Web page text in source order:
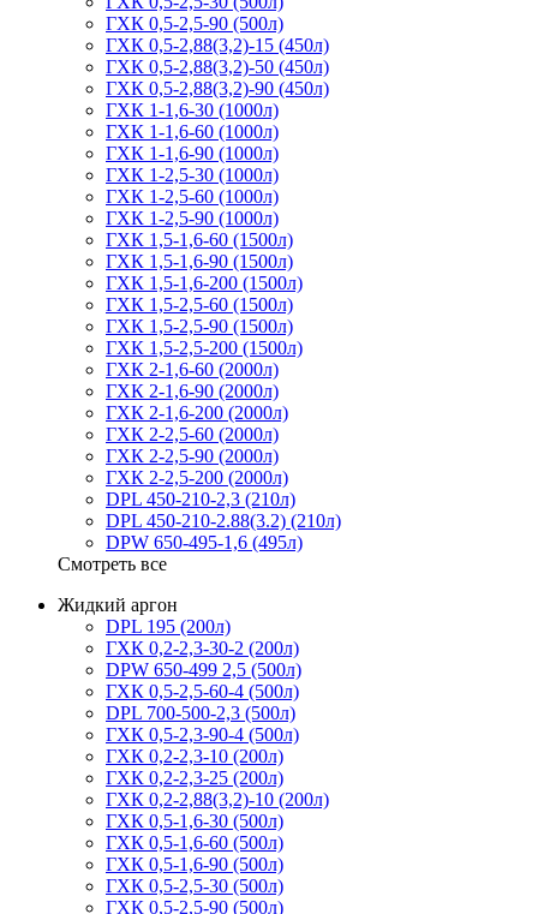
ГХК 0,5-2,5-90 (500л)
ГХК 0,5-2,88(3,2)-15 (450л)
ГХК 0,5-2,88(3,2)-50 (450л)
ГХК 0,5-2,88(3,2)-90 (450л)
ГХК 1-1,6-30 (1000л)
ГХК 1-1,6-60 (1000л)
ГХК 1-1,6-90 (1000л)
ГХК 1-2,5-30 (1000л)
ГХК 1-2,5-60 (1000л)
ГХК 1-2,5-90 (1000л)
ГХК 1,5-1,6-60 (1500л)
ГХК 1,5-1,6-90 (1500л)
ГХК 1,5-1,6-200 (1500л)
ГХК 1,5-2,5-60 (1500л)
ГХК 1,5-2,5-90 (1500л)
ГХК 1,5-2,5-200 (1500л)
ГХК 2-1,6-60 (2000л)
ГХК 2-1,6-90 (2000л)
ГХК 2-1,6-200 (2000л)
ГХК 2-2,5-60 (2000л)
ГХК 2-2,5-90 (2000л)
ГХК 2-2,5-200 (2000л)
DPL 450-210-2,3 (210л)
DPL 450-210-2.88(3.2) (210л)
DPW 650-495-1,6 (495л)
Смотреть все
Жидкий аргон
DPL 195 (200л)
ГХК 0,2-2,3-30-2 (200л)
DPW 650-499 2,5 (500л)
ГХК 0,5-2,5-60-4 (500л)
DPL 700-500-2,3 (500л)
ГХК 0,5-2,3-90-4 (500л)
ГХК 0,2-2,3-10 (200л)
ГХК 0,2-2,3-25 (200л)
ГХК 0,2-2,88(3,2)-10 (200л)
ГХК 0,5-1,6-30 (500л)
ГХК 0,5-1,6-60 (500л)
ГХК 0,5-1,6-90 (500л)
ГХК 0,5-2,5-30 (500л)
ГХК 0,5-2,5-90 (500л)